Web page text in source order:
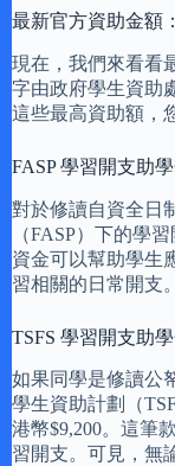
最新官方資助金額
現在，我們來看看
字由政府學生資助
這些最高資助額，
FASP 學習開支助
對於修讀自資全日
（FASP）下的學
資金可以幫助學生
習相關的日常開支。
TSFS 學習開支助
如果同學是修讀公
學生資助計劃（
港幣$9,200。這筆
習開支。可見，無